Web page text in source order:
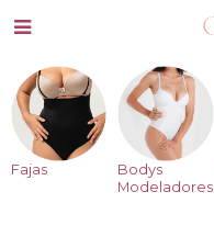

Fajas
Bodys
Modeladores